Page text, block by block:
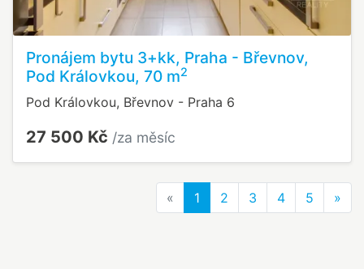
Pronájem bytu 3+kk, Praha - Břevnov,
Pod Královkou, 70 m2
Pod Královkou, Břevnov - Praha 6
27 500 Kč /za měsíc
« Previous
1 2 3 4 5 »